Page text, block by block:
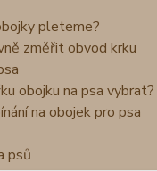
pleteme?
změřit obvod krku
obojku na psa vybrat?
na obojek pro psa
psů